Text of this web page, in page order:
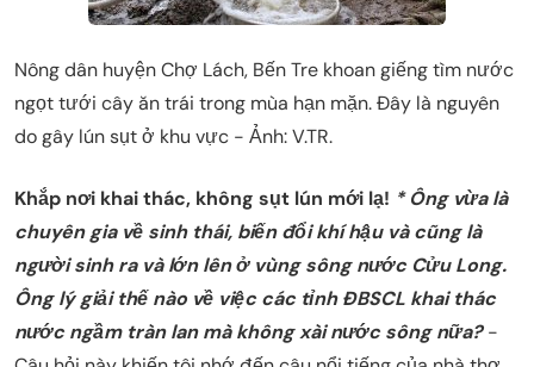
Nông dân huyện Chợ Lách, Bến Tre khoan giếng tìm nước
ngọt tưới cây ăn trái trong mùa hạn mặn. Đây là nguyên
do gây lún sụt ở khu vực - Ảnh: V.TR.
Khắp nơi khai thác, không sụt lún mới lạ! * Ông vừa là
chuyên gia về sinh thái, biến đổi khí hậu và cũng là
người sinh ra và lớn lên ở vùng sông nước Cửu Long.
Ông lý giải thế nào về việc các tỉnh ĐBSCL khai thác
nước ngầm tràn lan mà không xài nước sông nữa?-